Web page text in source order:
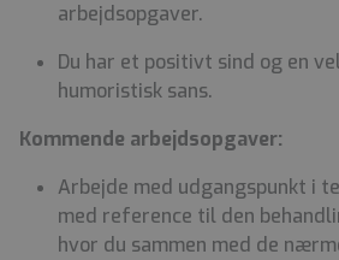
arbejdsopgaver.
Du har et positivt sind og en
humoristisk sans.
Kommende arbejdsopgaver:
Arbejde med udgangspunkt i
med reference til den
hvor du sammen med de